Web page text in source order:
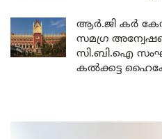
ആർ.ജി കർ
സമഗ്ര
സി.ബി.ഐ
കൽക്കട്ട